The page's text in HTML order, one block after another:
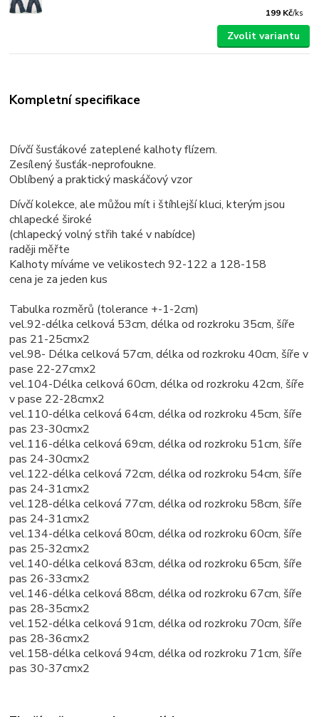
199 Kč/ks
Zvolit variantu
Kompletní specifikace
Dívčí šusťákové zateplené kalhoty flízem.
Zesílený šusťák-neprofoukne.
Oblíbený a praktický maskáčový vzor
Dívčí kolekce, ale můžou mít i štíhlejší kluci, kterým jsou
chlapecké široké
(chlapecký volný střih také v nabídce)
raději měřte
Kalhoty míváme ve velikostech 92-122 a 128-158
cena je za jeden kus
Tabulka rozměrů (tolerance +-1-2cm)
vel.92-délka celková 53cm, délka od rozkroku 35cm, šíře
pas 21-25cmx2
vel.98- Délka celková 57cm, délka od rozkroku 40cm, šíře v
pase 22-27cmx2
vel.104-Délka celková 60cm, délka od rozkroku 42cm, šíře
v pase 22-28cmx2
vel.110-délka celková 64cm, délka od rozkroku 45cm, šíře
pas 23-30cmx2
vel.116-délka celková 69cm, délka od rozkroku 51cm, šíře
pas 24-30cmx2
vel.122-délka celková 72cm, délka od rozkroku 54cm, šíře
pas 24-31cmx2
vel.128-délka celková 77cm, délka od rozkroku 58cm, šíře
pas 24-31cmx2
vel.134-délka celková 80cm, délka od rozkroku 60cm, šíře
pas 25-32cmx2
vel.140-délka celková 83cm, délka od rozkroku 65cm, šíře
pas 26-33cmx2
vel.146-délka celková 88cm, délka od rozkroku 67cm, šíře
pas 28-35cmx2
vel.152-délka celková 91cm, délka od rozkroku 70cm, šíře
pas 28-36cmx2
vel.158-délka celková 94cm, délka od rozkroku 71cm, šíře
pas 30-37cmx2